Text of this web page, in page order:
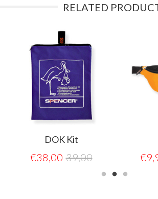
RELATED
DOK Kit
€38,00 39,00 €